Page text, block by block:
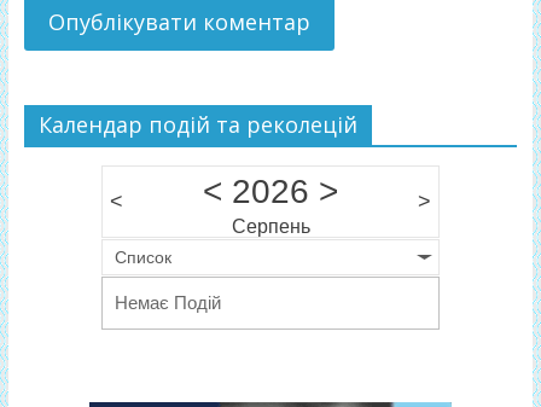
Календар подій та реколецій
< < 2026 >
Серпень
>
Список
Немає Подій